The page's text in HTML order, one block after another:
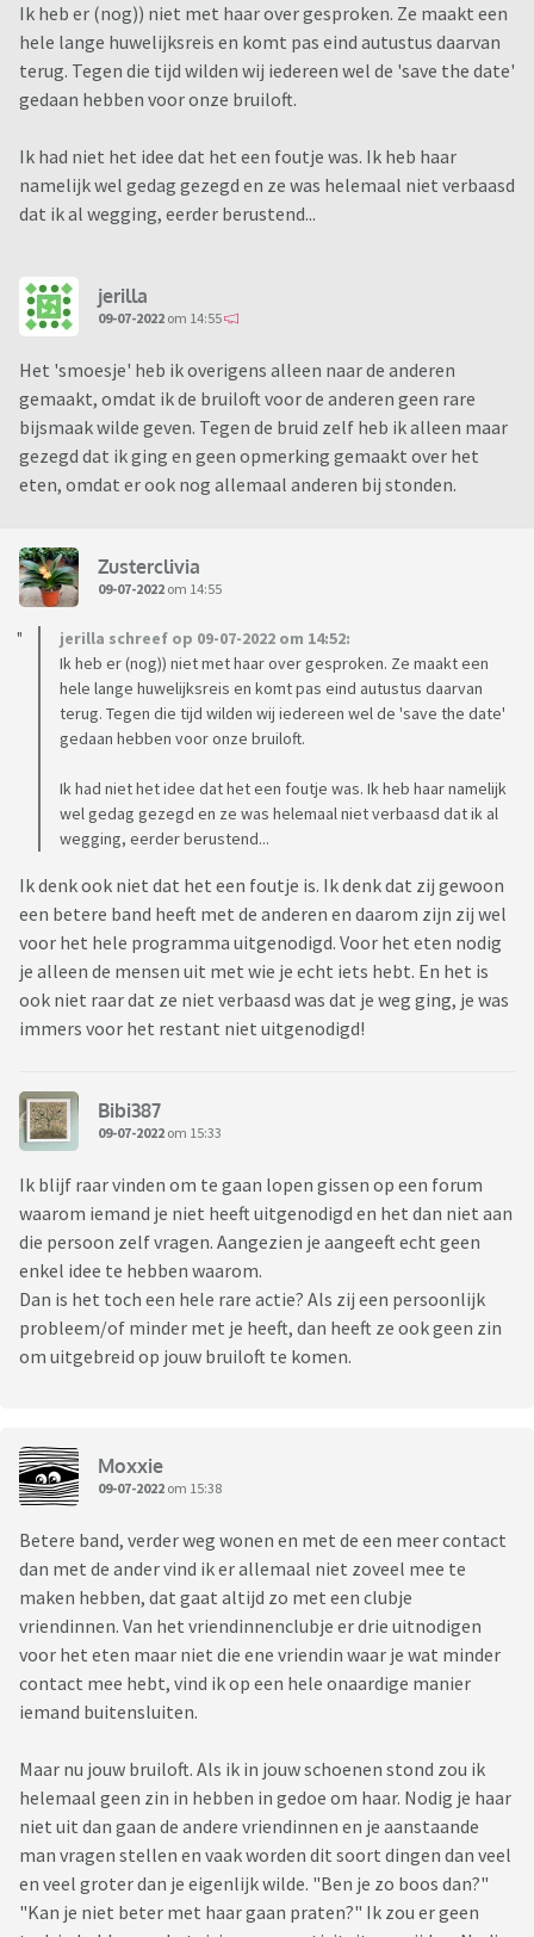
Ik heb er (nog)) niet met haar over gesproken. Ze maakt een
hele lange huwelijksreis en komt pas eind autustus daarvan
terug. Tegen die tijd wilden wij iedereen wel de 'save the date'
gedaan hebben voor onze bruiloft.
Ik had niet het idee dat het een foutje was. Ik heb haar
namelijk wel gedag gezegd en ze was helemaal niet verbaasd
dat ik al wegging, eerder berustend...
jerilla
09-07-2022 om 14:55
Het 'smoesje' heb ik overigens alleen naar de anderen
gemaakt, omdat ik de bruiloft voor de anderen geen rare
bijsmaak wilde geven. Tegen de bruid zelf heb ik alleen maar
gezegd dat ik ging en geen opmerking gemaakt over het
eten, omdat er ook nog allemaal anderen bij stonden.
Zusterclivia
09-07-2022 om 14:55
jerilla schreef op 09-07-2022 om 14:52:
Ik heb er (nog)) niet met haar over gesproken. Ze maakt een
hele lange huwelijksreis en komt pas eind autustus daarvan
terug. Tegen die tijd wilden wij iedereen wel de 'save the date'
gedaan hebben voor onze bruiloft.
Ik had niet het idee dat het een foutje was. Ik heb haar namelijk
wel gedag gezegd en ze was helemaal niet verbaasd dat ik al
wegging, eerder berustend...
Ik denk ook niet dat het een foutje is. Ik denk dat zij gewoon
een betere band heeft met de anderen en daarom zijn zij wel
voor het hele programma uitgenodigd. Voor het eten nodig
je alleen de mensen uit met wie je echt iets hebt. En het is
ook niet raar dat ze niet verbaasd was dat je weg ging, je was
immers voor het restant niet uitgenodigd!
Bibi387
09-07-2022 om 15:33
Ik blijf raar vinden om te gaan lopen gissen op een forum
waarom iemand je niet heeft uitgenodigd en het dan niet aan
die persoon zelf vragen. Aangezien je aangeeft echt geen
enkel idee te hebben waarom.
Dan is het toch een hele rare actie? Als zij een persoonlijk
probleem/of minder met je heeft, dan heeft ze ook geen zin
om uitgebreid op jouw bruiloft te komen.
Moxxie
09-07-2022 om 15:38
Betere band, verder weg wonen en met de een meer contact
dan met de ander vind ik er allemaal niet zoveel mee te
maken hebben, dat gaat altijd zo met een clubje
vriendinnen. Van het vriendinnenclubje er drie uitnodigen
voor het eten maar niet die ene vriendin waar je wat minder
contact mee hebt, vind ik op een hele onaardige manier
iemand buitensluiten.
Maar nu jouw bruiloft. Als ik in jouw schoenen stond zou ik
helemaal geen zin in hebben in gedoe om haar. Nodig je haar
niet uit dan gaan de andere vriendinnen en je aanstaande
man vragen stellen en vaak worden dit soort dingen dan veel
en veel groter dan je eigenlijk wilde. "Ben je zo boos dan?"
"Kan je niet beter met haar gaan praten?" Ik zou er geen